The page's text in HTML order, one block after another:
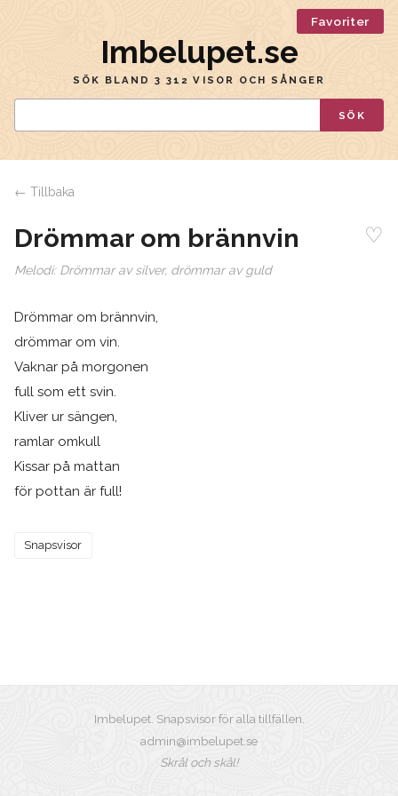
Favoriter
Imbelupet.se
SÖK BLAND 3 312 VISOR OCH SÅNGER
SÖK
← Tillbaka
Drömmar om brännvin ♡
Melodi: Drömmar av silver, drömmar av guld
Drömmar om brännvin,
drömmar om vin.
Vaknar på morgonen
full som ett svin.
Kliver ur sängen,
ramlar omkull
Kissar på mattan
för pottan är full!
Snapsvisor
Imbelupet. Snapsvisor för alla tillfällen.
admin@imbelupet.se
Skrål och skål!